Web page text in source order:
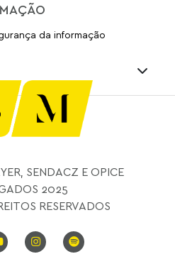
da informação
SENDACZ E OPICE
2025
RESERVADOS